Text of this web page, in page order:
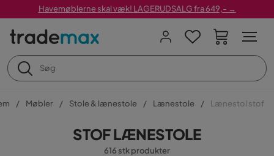
Havemøblerne skal væk! LAGERUDSALG fra 649,- →
Møbler Stole & lænestole Lænestole Lænestol stof
STOF LÆNESTOLE
616 stk produkter